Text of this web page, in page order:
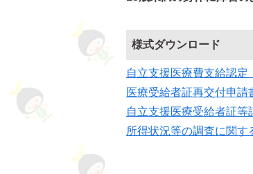
様式ダウンロード
自立支援医療費支給認定
医療受給者証再交付申請
自立支援医療受給者証等
所得状況等の調査に関す